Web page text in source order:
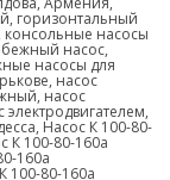
горизонтальный
насосы
насос,
насосы для
насос
насос
Насос К 100-80-
К 100-80-160а
160а
100-80-160а